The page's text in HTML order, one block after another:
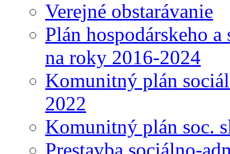
Verejné obstarávanie
Plán hospodárskeho
na roky 2016-2024
Komunitný plán
2022
Komunitný plán soc.